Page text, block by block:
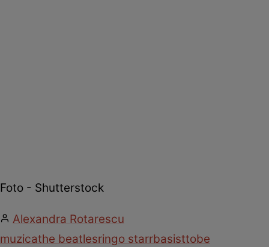
Foto - Shutterstock
Alexandra Rotarescu
muzicathe beatlesringo starrbasisttobe